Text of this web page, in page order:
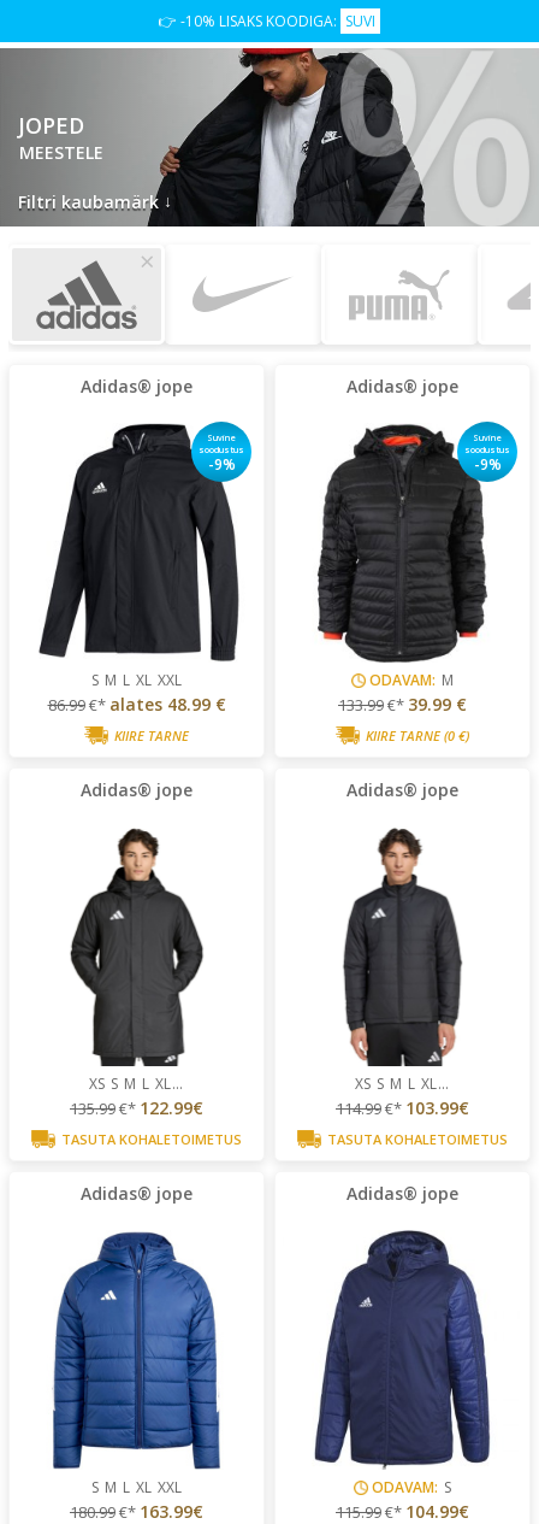
👉 -10% LISAKS KOODIGA: SUVI
Filtri kaubamärk ↓
JOPED
MEESTELE %
×
Adidas® jope
Suvine
soodustus
-9%
S M L XL XXL
86.99€* alates48.99 €
KIIRE TARNE
Adidas® jope
Suvine
soodustus
-9%
ODAVAM: M
133.99€* 39.99 €
KIIRE TARNE(0 €)
Adidas® jope
XS S M L XL...
135.99€* 122.99€
TASUTA KOHALETOIMETUS
Adidas® jope
XS S M L XL...
114.99€* 103.99€
TASUTA KOHALETOIMETUS
Adidas® jope
S M L XL XXL
180.99€* 163.99€
Adidas® jope
ODAVAM: S
115.99€* 104.99€